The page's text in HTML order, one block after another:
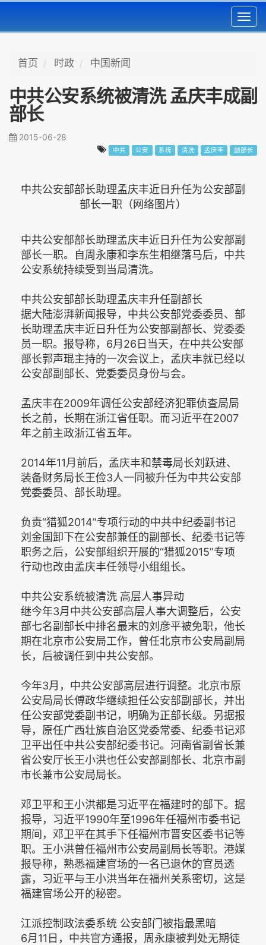
首页 时政 中国新闻
中共公安系统被清洗 孟庆丰成副
部长
2015-06-28
中共 公安 系统 清洗 孟庆丰 副部长
中共公安部部长助理孟庆丰近日升任为公安部副
部长一职（网络图片）
中共公安部部长助理孟庆丰近日升任为公安部副
部长一职。自周永康和李东生相继落马后，中共
公安系统持续受到当局清洗。
中共公安部部长助理孟庆丰升任副部长
据大陆澎湃新闻报导，中共公安部党委委员、部
长助理孟庆丰近日升任为公安部副部长、党委委
员一职。报导称，6月26日当天，在中共公安部
部长郭声琨主持的一次会议上，孟庆丰就已经以
公安部副部长、党委委员身份与会。
孟庆丰在2009年调任公安部经济犯罪侦查局局
长之前，长期在浙江省任职。而习近平在2007
年之前主政浙江省五年。
2014年11月前后，孟庆丰和禁毒局长刘跃进、
装备财务局长王俭3人一同被升任为中共公安部
党委委员、部长助理。
负责“猎狐2014”专项行动的中共中纪委副书记
刘金国卸下在公安部兼任的副部长、纪委书记等
职务之后，公安部组织开展的“猎狐2015”专项
行动也改由孟庆丰任领导小组组长。
中共公安系统被清洗 高层人事异动
继今年3月中共公安部高层人事大调整后，公安
部七名副部长中排名最末的刘彦平被免职，他长
期在北京市公安局工作，曾任北京市公安局副局
长，后被调任到中共公安部。
今年3月，中共公安部高层进行调整。北京市原
公安局局长傅政华继续担任公安部副部长，并出
任公安部党委副书记，明确为正部长级。另据报
导，原任广西壮族自治区党委常委、纪委书记邓
卫平出任中共公安部纪委书记。河南省副省长兼
省公安厅长王小洪也任公安部副部长、北京市副
市长兼市公安局局长。
邓卫平和王小洪都是习近平在福建时的部下。据
报导，习近平1990年至1996年任福州市委书记
期间，邓卫平在其手下任福州市晋安区委书记等
职。王小洪曾任福州市公安局副局长等职。港媒
报导称，熟悉福建官场的一名已退休的官员透
露，习近平与王小洪当年在福州关系密切，这是
福建官场公开的秘密。
江派控制政法委系统 公安部门被指最黑暗
6月11日，中共官方通报，周永康被判处无期徒